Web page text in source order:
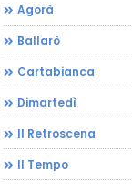
Agorà
Ballarò
Cartabianca
Dimartedì
Il Retroscena
Il Tempo